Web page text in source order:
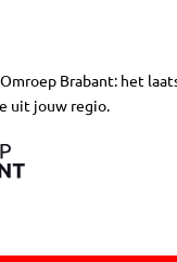
Omroep Brabant: het
uit jouw regio.